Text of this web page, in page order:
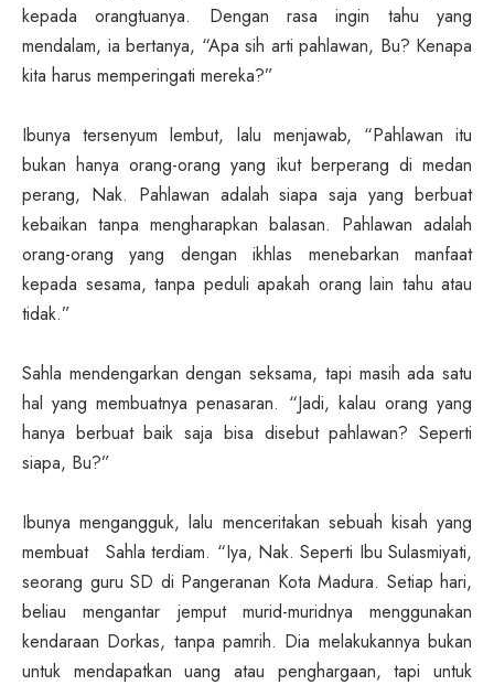
kepada orangtuanya. Dengan rasa ingin tahu yang
mendalam, ia bertanya, “Apa sih arti pahlawan, Bu? Kenapa
kita harus memperingati mereka?”
Ibunya tersenyum lembut, lalu menjawab, “Pahlawan itu
bukan hanya orang-orang yang ikut berperang di medan
perang, Nak. Pahlawan adalah siapa saja yang berbuat
kebaikan tanpa mengharapkan balasan. Pahlawan adalah
orang-orang yang dengan ikhlas menebarkan manfaat
kepada sesama, tanpa peduli apakah orang lain tahu atau
tidak.”
Sahla mendengarkan dengan seksama, tapi masih ada satu
hal yang membuatnya penasaran. “Jadi, kalau orang yang
hanya berbuat baik saja bisa disebut pahlawan? Seperti
siapa, Bu?”
Ibunya mengangguk, lalu menceritakan sebuah kisah yang
membuat Sahla terdiam. “Iya, Nak. Seperti Ibu Sulasmiyati,
seorang guru SD di Pangeranan Kota Madura. Setiap hari,
beliau mengantar jemput murid-muridnya menggunakan
kendaraan Dorkas, tanpa pamrih. Dia melakukannya bukan
untuk mendapatkan uang atau penghargaan, tapi untuk